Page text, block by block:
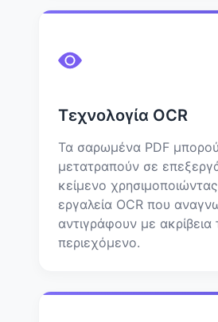
Τεχνολογία OCR
Τα σαρωμένα PDF
μετατραπούν σε
κείμενο
εργαλεία OCR που
αντιγράφουν με
περιεχόμενο.